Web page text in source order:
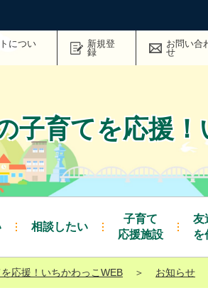
につい
新規登
録
お問い合
せ
子育てを応援
相談したい
子育て
応援施設
友
を
応援！いちかわっこWEB ＞ お知らせ